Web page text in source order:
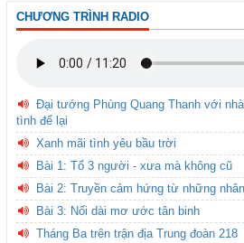
CHƯƠNG TRÌNH RADIO
Đại tướng Phùng Quang Thanh với
tình để lại
Xanh mãi tình yêu bầu trời
Bài 1: Tổ 3 người - xưa mà không cũ
Bài 2: Truyền cảm hứng từ những
Bài 3: Nối dài mơ ước tân binh
Tháng Ba trên trận địa Trung đoàn 218